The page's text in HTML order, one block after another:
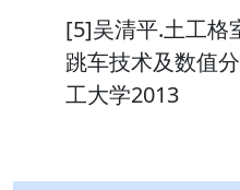
[5]吴清平.土工格
跳车技术及数值
工大学2013